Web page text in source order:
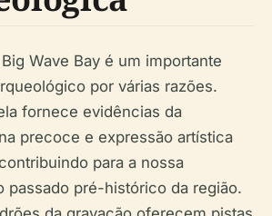
Wave Bay é um importante
por várias razões.
fornece evidências da
precoce e expressão artística
para a nossa
passado pré-histórico da região.